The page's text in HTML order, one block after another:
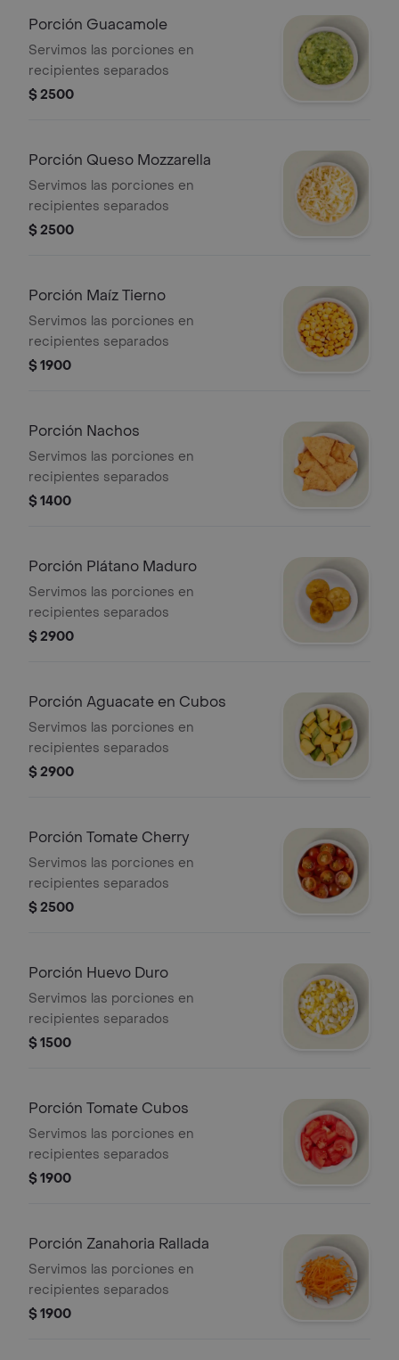
Porción Guacamole
Servimos las porciones en
recipientes separados
$ 2500
Porción Queso Mozzarella
Servimos las porciones en
recipientes separados
$ 2500
Porción Maíz Tierno
Servimos las porciones en
recipientes separados
$ 1900
Porción Nachos
Servimos las porciones en
recipientes separados
$ 1400
Porción Plátano Maduro
Servimos las porciones en
recipientes separados
$ 2900
Porción Aguacate en Cubos
Servimos las porciones en
recipientes separados
$ 2900
Porción Tomate Cherry
Servimos las porciones en
recipientes separados
$ 2500
Porción Huevo Duro
Servimos las porciones en
recipientes separados
$ 1500
Porción Tomate Cubos
Servimos las porciones en
recipientes separados
$ 1900
Porción Zanahoria Rallada
Servimos las porciones en
recipientes separados
$ 1900